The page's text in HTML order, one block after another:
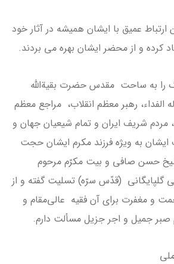
عمیق با ایشان همیشه در آثار خود
کرده و از محضر ایشان بهره می بردند.
را به ساحت مقدس حضرت بقیة‌الله
له الفداء، رهبر معظم انقلاب، مراجع معظم
مردم شریف ایران و تمام شیعیان جهان و
به ویژه فرزند مکرم ایشان حجت
شیخ حسن صافی و بیت مکرّم مرحوم
گلپایگانی (قدّس سرّه) تسلیت گفته و از
و مغفرت برای آن فقیه عالی‌مقام و
صبر جمیل و اجر جزیل مسألت دارم.